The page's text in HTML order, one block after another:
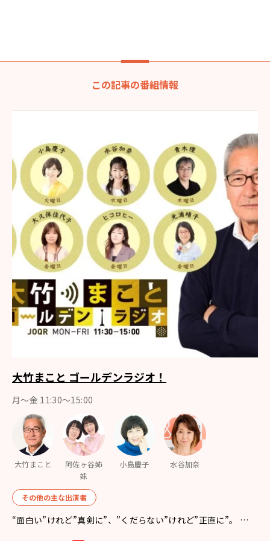
この記事の番組情報
大竹まこと ゴールデンラジオ！
月〜金 11:30～15:00
大竹まこと
阿佐ヶ谷姉
妹
小島慶子 水谷加奈
その他の主な出演者
“面白い”けれど”真剣に”、”くだらない”けれど”正直に”。 …